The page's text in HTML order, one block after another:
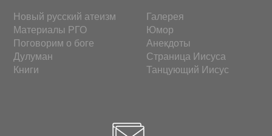
Новый русский атеизм
Материалы РГО
Поговорим о боге
Дулуман
Книги
Галерея
Юмор
Анекдоты
Страница Иисуса
Танцующий Иисус